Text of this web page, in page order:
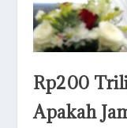
Rp200
Apakah